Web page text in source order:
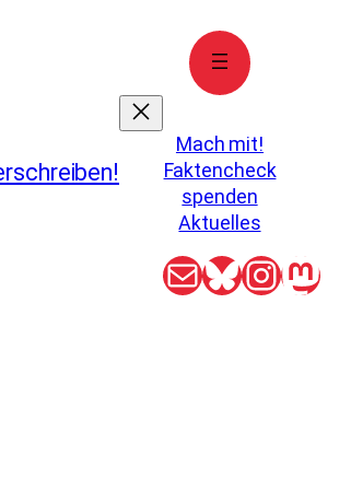
Mach mit!
Faktencheck
spenden
Aktuelles
E-MailBluesky